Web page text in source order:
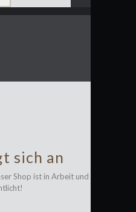
sich an
Shop ist in Arbeit und